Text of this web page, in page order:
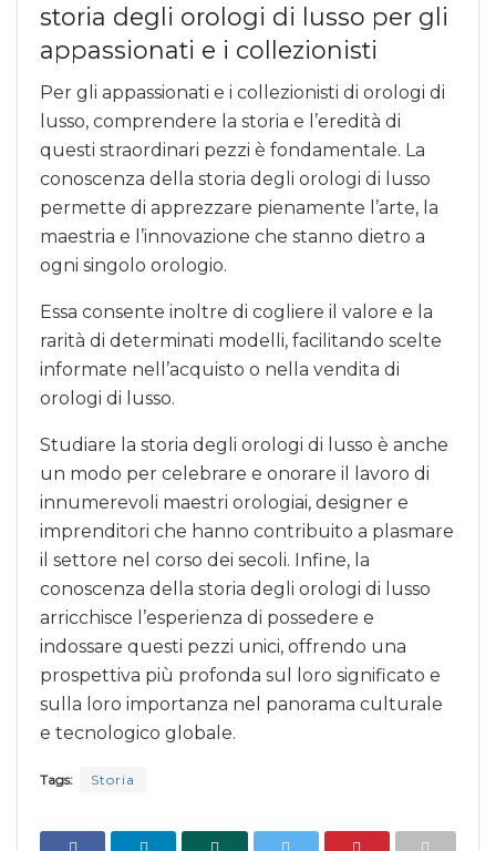
storia degli orologi di lusso per gli
appassionati e i collezionisti
Per gli appassionati e i collezionisti di orologi di
lusso, comprendere la storia e l’eredità di
questi straordinari pezzi è fondamentale. La
conoscenza della storia degli orologi di lusso
permette di apprezzare pienamente l’arte, la
maestria e l’innovazione che stanno dietro a
ogni singolo orologio.
Essa consente inoltre di cogliere il valore e la
rarità di determinati modelli, facilitando scelte
informate nell’acquisto o nella vendita di
orologi di lusso.
Studiare la storia degli orologi di lusso è anche
un modo per celebrare e onorare il lavoro di
innumerevoli maestri orologiai, designer e
imprenditori che hanno contribuito a plasmare
il settore nel corso dei secoli. Infine, la
conoscenza della storia degli orologi di lusso
arricchisce l’esperienza di possedere e
indossare questi pezzi unici, offrendo una
prospettiva più profonda sul loro significato e
sulla loro importanza nel panorama culturale
e tecnologico globale.
Tags: Storia